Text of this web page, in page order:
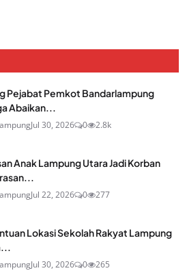
Pejabat Pemkot Bandarlampung
Abaikan...
Jul 30, 2026 0 2.8k
Anak Lampung Utara Jadi Korban
Jul 22, 2026 0 277
Lokasi Sekolah Rakyat Lampung
Jul 30, 2026 0 265